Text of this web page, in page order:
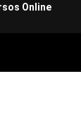
Online